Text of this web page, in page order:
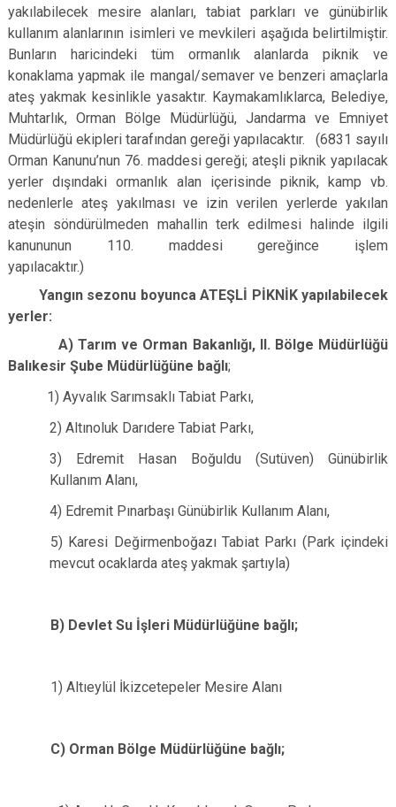
yakılabilecek mesire alanları, tabiat parkları ve günübirlik
kullanım alanlarının isimleri ve mevkileri aşağıda belirtilmiştir.
Bunların haricindeki tüm ormanlık alanlarda piknik ve
konaklama yapmak ile mangal/semaver ve benzeri amaçlarla
ateş yakmak kesinlikle yasaktır. Kaymakamlıklarca, Belediye,
Muhtarlık, Orman Bölge Müdürlüğü, Jandarma ve Emniyet
Müdürlüğü ekipleri tarafından gereği yapılacaktır. (6831 sayılı
Orman Kanunu’nun 76. maddesi gereği; ateşli piknik yapılacak
yerler dışındaki ormanlık alan içerisinde piknik, kamp vb.
nedenlerle ateş yakılması ve izin verilen yerlerde yakılan
ateşin söndürülmeden mahallin terk edilmesi halinde ilgili
kanununun 110. maddesi gereğince işlem
yapılacaktır.)
Yangın sezonu boyunca ATEŞLİ PİKNİK yapılabilecek
yerler:
A) Tarım ve Orman Bakanlığı, II. Bölge Müdürlüğü
Balıkesir Şube Müdürlüğüne bağlı;
1) Ayvalık Sarımsaklı Tabiat Parkı,
2) Altınoluk Darıdere Tabiat Parkı,
3) Edremit Hasan Boğuldu (Sutüven) Günübirlik
Kullanım Alanı,
4) Edremit Pınarbaşı Günübirlik Kullanım Alanı,
5) Karesi Değirmenboğazı Tabiat Parkı (Park içindeki
mevcut ocaklarda ateş yakmak şartıyla)
B) Devlet Su İşleri Müdürlüğüne bağlı;
1) Altıeylül İkizcetepeler Mesire Alanı
C) Orman Bölge Müdürlüğüne bağlı;